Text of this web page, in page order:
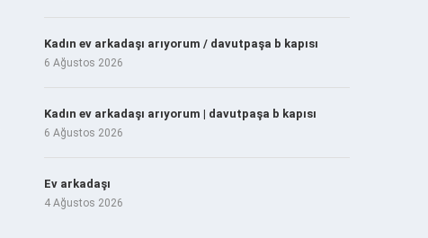
Kadın ev arkadaşı arıyorum / davutpaşa b kapısı
6 Ağustos 2026
Kadın ev arkadaşı arıyorum | davutpaşa b kapısı
6 Ağustos 2026
Ev arkadaşı
4 Ağustos 2026